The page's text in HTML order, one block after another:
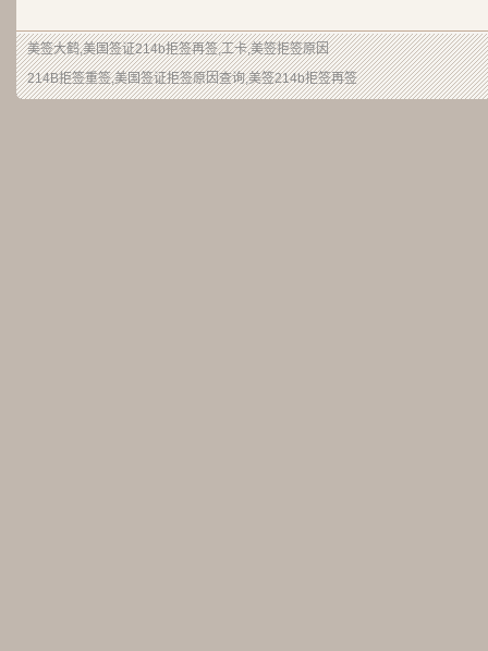
美签大鹤,美国签证214b拒签再签,工卡,美签拒签原因
214B拒签重签,美国签证拒签原因查询,美签214b拒签再签